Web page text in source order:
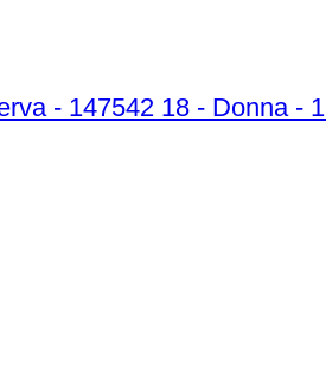
- 147542 18 - Donna -